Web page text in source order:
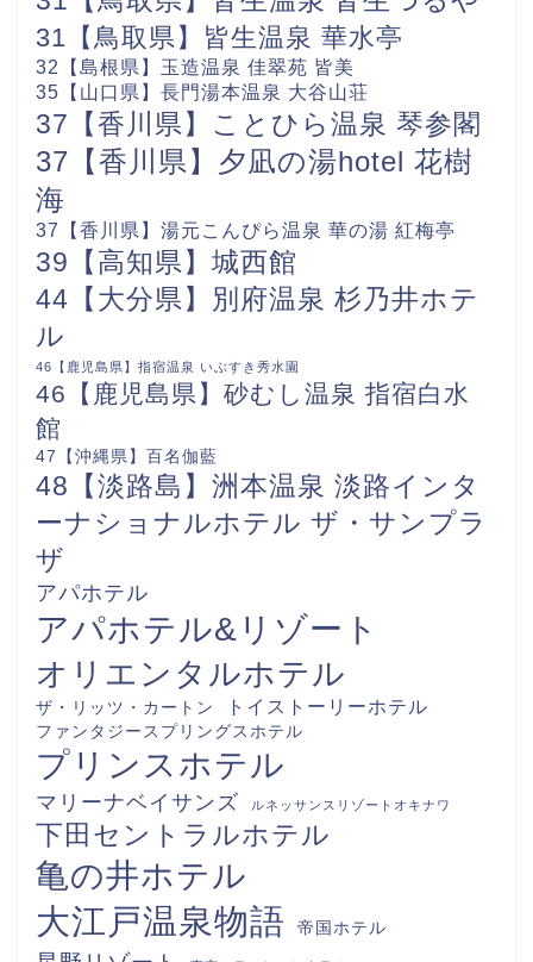
31【鳥取県】皆生温泉 華水亭
32【島根県】玉造温泉 佳翠苑 皆美
35【山口県】長門湯本温泉 大谷山荘
37【香川県】ことひら温泉 琴参閣
37【香川県】夕凪の湯hotel 花樹
海
37【香川県】湯元こんぴら温泉 華の湯 紅梅亭
39【高知県】城西館
44【大分県】別府温泉 杉乃井ホテ
ル
46【鹿児島県】指宿温泉 いぶすき秀水園
46【鹿児島県】砂むし温泉 指宿白水
館
47【沖縄県】百名伽藍
48【淡路島】洲本温泉 淡路インタ
ーナショナルホテル ザ・サンプラ
ザ
アパホテル
アパホテル&リゾート
オリエンタルホテル
ザ・リッツ・カートン トイストーリーホテル
ファンタジースプリングスホテル
プリンスホテル
マリーナベイサンズ ルネッサンスリゾートオキナワ
下田セントラルホテル
亀の井ホテル
大江戸温泉物語 帝国ホテル